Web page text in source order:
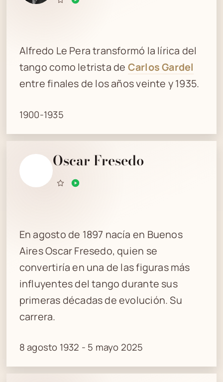
Alfredo Le Pera transformó la lírica del
tango como letrista de Carlos Gardel
entre finales de los años veinte y 1935.
1900-1935
Oscar Fresedo
En agosto de 1897 nacía en Buenos
Aires Oscar Fresedo, quien se
convertiría en una de las figuras más
influyentes del tango durante sus
primeras décadas de evolución. Su
carrera.
8 agosto 1932 - 5 mayo 2025